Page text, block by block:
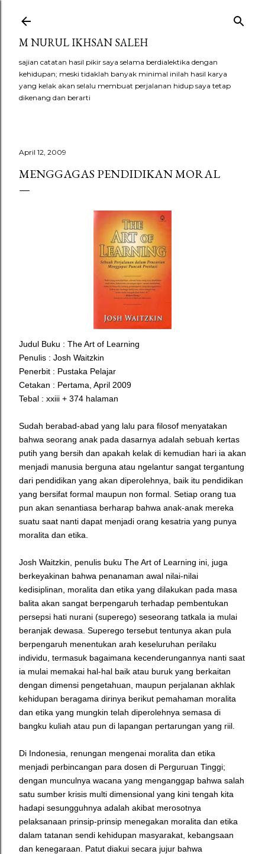
M NURUL IKHSAN SALEH
sajian catatan hasil pikir saya selama berdialektika dengan
kehidupan; meski tidaklah banyak minimal inilah hasil karya
yang kelak akan selalu membuat perjalanan hidup saya tetap
dikenang dan berarti
April 12, 2009
MENGGAGAS PENDIDIKAN MORAL
Judul Buku : The Art of Learning
Penulis : Josh Waitzkin
Penerbit : Pustaka Pelajar
Cetakan : Pertama, April 2009
Tebal : xxiii + 374 halaman
Sudah berabad-abad yang lalu para filosof menyatakan
bahwa seorang anak pada dasarnya adalah sebuah kertas
putih yang bersih dan apakah kelak di kemudian hari ia akan
menjadi manusia berguna atau ngelantur sangat tergantung
dari pendidikan yang akan diperolehnya, baik itu pendidikan
yang bersifat formal maupun non formal. Setiap orang tua
pun akan senantiasa berharap bahwa anak-anak mereka
suatu saat nanti dapat menjadi orang kesatria yang punya
moralita dan etika.
Josh Waitzkin, penulis buku The Art of Learning ini, juga
berkeyakinan bahwa penanaman awal nilai-nilai
kedisiplinan, moralita dan etika yang dilakukan pada masa
balita akan sangat berpengaruh terhadap pembentukan
persepsi hati nurani (superego) seseorang tatkala ia mulai
beranjak dewasa. Superego tersebut tentunya akan pula
berpengaruh menentukan arah keseluruhan perilaku
individu, termasuk bagaimana kecenderungannya nanti saat
ia mulai memakai hal-hal baik atau buruk yang berkaitan
dengan dimensi pengetahuan, maupun perjalanan akhlak
kehidupan beragama dirinya berikut pemahaman moralita
dan etika yang mungkin telah diperolehnya semasa di
bangku kuliah atau pun di lapangan pertarungan yang riil.
Di Indonesia, renungan mengenai moralita dan etika
menjadi perbincangan para dosen di Perguruan Tinggi;
dengan munculnya wacana yang menganggap bahwa salah
satu sumber krisis multi dimensional yang kini tengah kita
hadapi sesungguhnya adalah akibat merosotnya
pelaksanaan prinsip-prinsip menegakan moralita dan etika
dalam tatanan sendi kehidupan masyarakat, kebangsaan
dan kenegaraan. Patut diakui secara jujur bahwa